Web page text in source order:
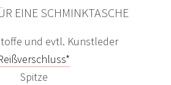
EINE SCHMINKTASCHE
und evtl. Kunstleder
Spitze